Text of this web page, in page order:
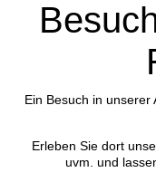
Ein Besuch in
Erleben Sie dort
uvm. und